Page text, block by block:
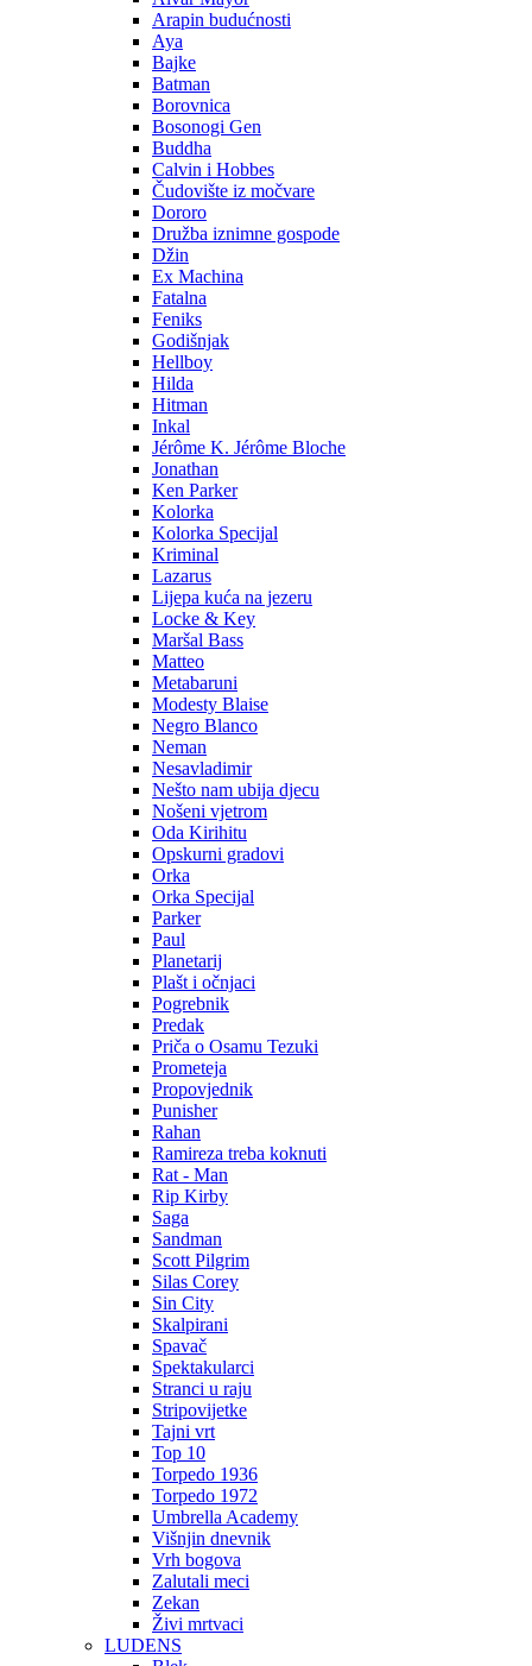
Arapin budućnosti
Aya
Bajke
Batman
Borovnica
Bosonogi Gen
Buddha
Calvin i Hobbes
Čudovište iz močvare
Dororo
Družba iznimne gospode
Džin
Ex Machina
Fatalna
Feniks
Godišnjak
Hellboy
Hilda
Hitman
Inkal
Jérôme K. Jérôme Bloche
Jonathan
Ken Parker
Kolorka
Kolorka Specijal
Kriminal
Lazarus
Lijepa kuća na jezeru
Locke & Key
Maršal Bass
Matteo
Metabaruni
Modesty Blaise
Negro Blanco
Neman
Nesavladimir
Nešto nam ubija djecu
Nošeni vjetrom
Oda Kirihitu
Opskurni gradovi
Orka
Orka Specijal
Parker
Paul
Planetarij
Plašt i očnjaci
Pogrebnik
Predak
Priča o Osamu Tezuki
Prometeja
Propovjednik
Punisher
Rahan
Ramireza treba koknuti
Rat - Man
Rip Kirby
Saga
Sandman
Scott Pilgrim
Silas Corey
Sin City
Skalpirani
Spavač
Spektakularci
Stranci u raju
Stripovijetke
Tajni vrt
Top 10
Torpedo 1936
Torpedo 1972
Umbrella Academy
Višnjin dnevnik
Vrh bogova
Zalutali meci
Zekan
Živi mrtvaci
LUDENS